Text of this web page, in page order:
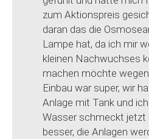
zum Aktionspreis
daran das die
Lampe hat, da ich mir
kleinen Nachwuchses
machen möchte
Einbau war super, wir
Anlage mit Tank und
Wasser schmeckt jetzt
besser, die Anlagen